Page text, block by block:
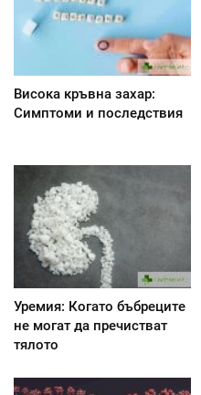
Висока кръвна захар:
Симптоми и последствия
Уремия: Когато бъбреците
не могат да пречистват
тялото